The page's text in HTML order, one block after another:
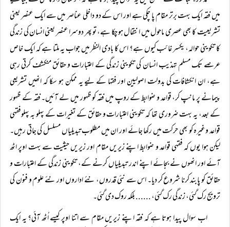
میں فقہ ایک بہت برتر مقام پا چکی ہے اور اس کے دو داخلی عناصر میں سے ایک عنصر یعنی
تشریعیت کا بھی عصری ماحول میں انتقال ہو چکا ہے، تو پھر دوسرا عنصر یعنی انسان کی زندگی
کا تکوینی حوالہ، یکسر غائب کیوں ہے؟ اس کا بادی النظر میں جواب یہ ملتا ہے کہ ایک خاص
عرصے تک مسلم تہذیب انسان کی تکوینی زندگی کے اعتبارات و حقائق منکشف کرتی رہی
ہے، ان انکشافات کی بدولت اصولیین اور فقہا کے لیے یہ ممکن ہو سکا کہ انھیں تشریعی
پیمانے پر مانپ کر، قواعد و ضوابط کے روپ میں فقہ کو ظہور میں لے آئیں۔ فقہ کے ظہور
کے بعد، یہ بہت ضروری تھا کہ تکوینی اعتبارات و حقائق کے تغیرات کے پہلو بہ پہلوفقہی
قواعد وغیرہ کو بھی حرکت میں رکھا جائے اور ان میں مطلوب تبدیلیاں مسلسل کی جاتی رہیں۔
لیکن ہوا یوں کہ فقہی قواعد و ضوابط اپنے زیریں مقام اور زیریں حیثیت سے بہت اوپر اٹھ
آئے اور انھوں نے بجائے اپنے اندر تبدیلیاں کرنے کے، تکوینی زندگی کے اعتبارات و
حقائق کو پابند کرنا شروع کر دیا۔ اس سے نئی قدروں، نئے اداروں اور نئے علوم و فنون کی
ترویج رک گئی، زندگی رک گئی، ...... بلکہ روک دی گئی۔
اب سوال پیدا ہوتا ہے کہ فقہ اپنے زیریں مقام سے اتنا اوپر کیسے اُٹھ آئی؟ یہ ایک